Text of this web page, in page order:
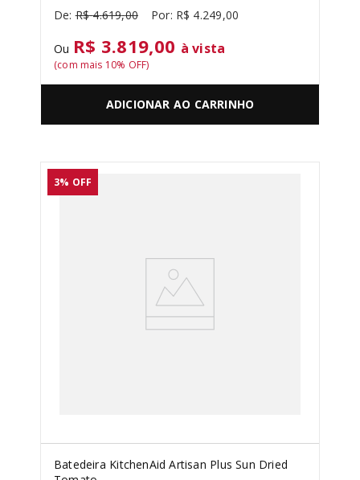
R$ 4.619,00 R$ 4.249,00
Ou R$ 3.819,00 à vista
(com mais 10% OFF)
ADICIONAR AO CARRINHO
3% OFF
Batedeira KitchenAid Artisan Plus Sun Dried